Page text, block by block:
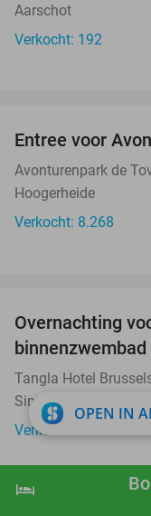
shopping_cart
hotel
Aarschot
Verkocht: 192
Entree voor
Avonturenpark de
Hoogerheide
Verkocht: 8.268
Overnachting
Tangla Hotel
Sint-Lambrechts-
Verkocht: 539
OPEN IN